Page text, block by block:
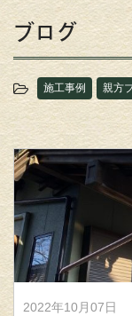
ブログ
施工事例 親方
2022年10月07日